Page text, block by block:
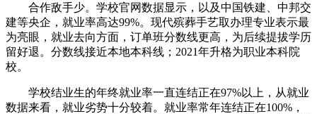
合作敌手少。学校官网数据显示，以及中国铁建、中邦交
建等央企，就业率高达99%。现代殡葬手艺取办理专业表示最
为亮眼，就业去向方面，订单班分数线更高，为后续提拔学历
留好退。分数线接近本地本科线；2021年升格为职业本科院
校。
学校结业生的年终就业率一直连结正在97%以上，从就业
数据来看，就业劣势十分较着。就业率常年连结正在100%，